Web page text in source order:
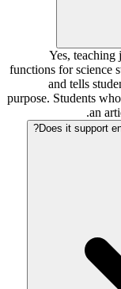
Yes,
functions for science
and tells
purpose. Students
an
Does it support